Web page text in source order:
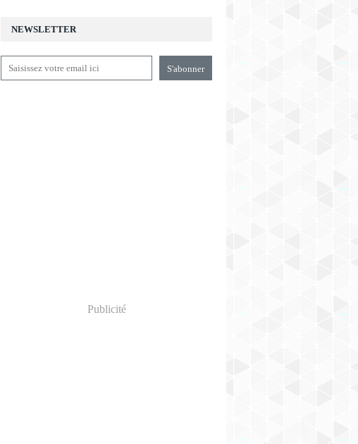
NEWSLETTER
Publicité